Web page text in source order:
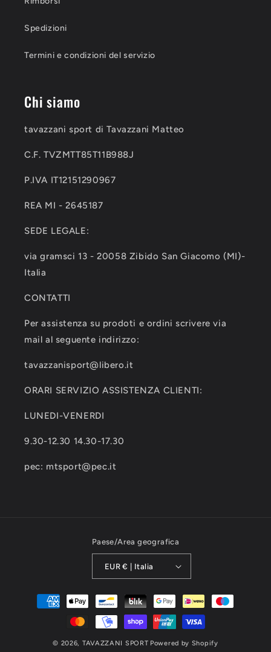
Spedizioni
Termini e condizioni del servizio
Chi siamo
tavazzani sport di Tavazzani Matteo
C.F. TVZMTT85T11B988J
P.IVA IT12151290967
REA MI - 2645187
SEDE LEGALE:
via gramsci 13 - 20058 Zibido San Giacomo (MI)-
Italia
CONTATTI
Per assistenza su prodoti e ordini scrivere via
mail al seguente indirizzo:
tavazzanisport@libero.it
ORARI SERVIZIO ASSISTENZA CLIENTI:
LUNEDI-VENERDI
9.30-12.30 14.30-17.30
pec: mtsport@pec.it
Paese/Area geografica
EUR € | Italia
Metodi
pagamento
© 2026, TAVAZZANI SPORT Powered by Shopify